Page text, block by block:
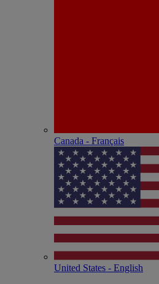
Canada - Français
United States - English